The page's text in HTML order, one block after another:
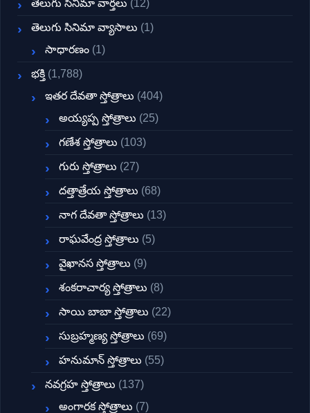
తెలుగు సినిమా వార్తలు (12)
తెలుగు సినిమా వ్యాసాలు (1)
సాధారణం (1)
భక్తి (1,788)
ఇతర దేవతా స్తోత్రాలు (404)
అయ్యప్ప స్తోత్రాలు (25)
గణేశ స్తోత్రాలు (103)
గురు స్తోత్రాలు (27)
దత్తాత్రేయ స్తోత్రాలు (68)
నాగ దేవతా స్తోత్రాలు (13)
రాఘవేంద్ర స్తోత్రాలు (5)
వైఖానస స్తోత్రాలు (9)
శంకరాచార్య స్తోత్రాలు (8)
సాయి బాబా స్తోత్రాలు (22)
సుబ్రహ్మణ్య స్తోత్రాలు (69)
హనుమాన్ స్తోత్రాలు (55)
నవగ్రహ స్తోత్రాలు (137)
అంగారక స్తోత్రాలు (7)